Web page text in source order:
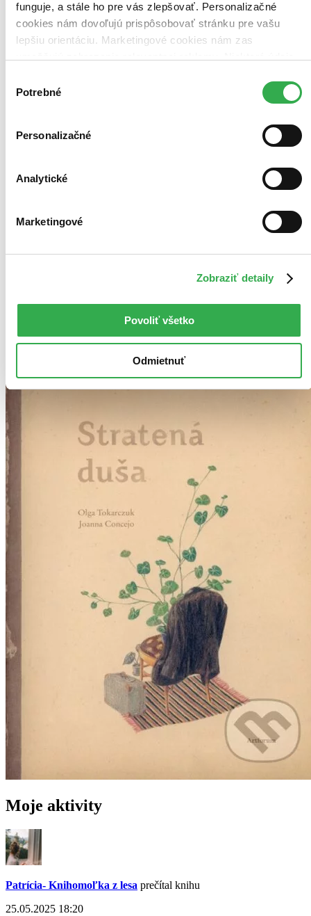
funguje, a stále ho pre vás zlepšovať. Personalizačné
cookies nám dovoľujú prispôsobovať stránku pre vašu
lepšiu orientáciu. Marketingové cookies nám zas
keby sme mohli používať všetky tieto cookies. Ďakujeme!
súhlasu
Potrebné
Personalizačné
Analytické
Marketingové
Zobraziť detaily
Povoliť všetko
Odmietnuť
Moje aktivity
Patrícia- Knihomoľka z lesa prečítal knihu
25.05.2025 18:20